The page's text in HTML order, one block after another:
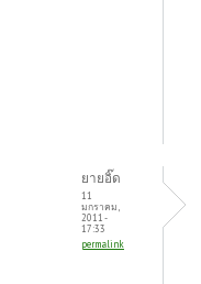
ยายอิ๊ด
11
มกราคม,
2011 -
17:33
permalink